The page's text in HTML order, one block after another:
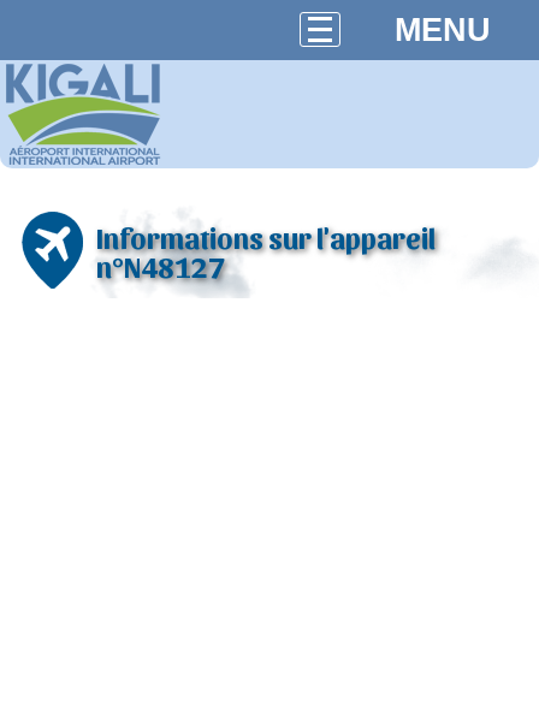
MENU
Informations sur l'appareil
n°N48127